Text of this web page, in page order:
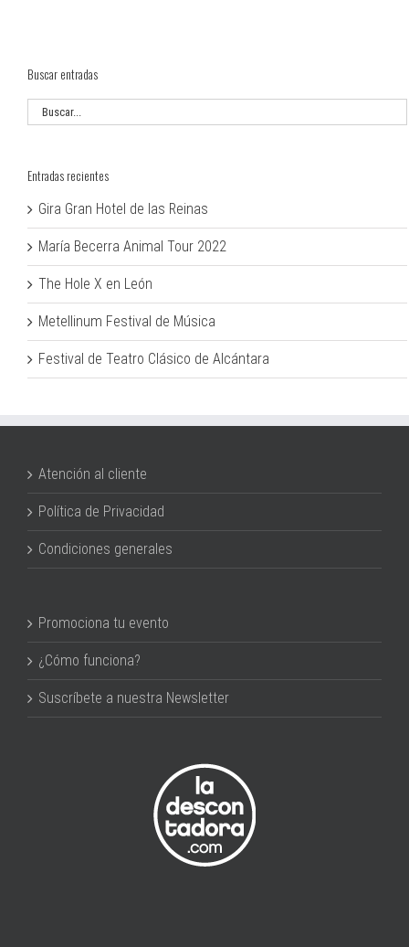
Buscar entradas
Entradas recientes
Gira Gran Hotel de las Reinas
María Becerra Animal Tour 2022
The Hole X en León
Metellinum Festival de Música
Festival de Teatro Clásico de Alcántara
Atención al cliente
Política de Privacidad
Condiciones generales
Promociona tu evento
¿Cómo funciona?
Suscríbete a nuestra Newsletter